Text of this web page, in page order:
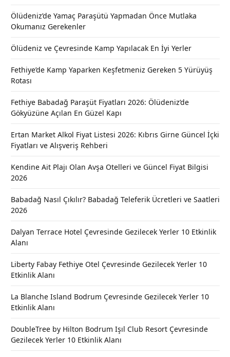
Ölüdeniz’de Yamaç Paraşütü Yapmadan Önce Mutlaka
Okumanız Gerekenler
Ölüdeniz ve Çevresinde Kamp Yapılacak En İyi Yerler
Fethiye’de Kamp Yaparken Keşfetmeniz Gereken 5 Yürüyüş
Rotası
Fethiye Babadağ Paraşüt Fiyatları 2026: Ölüdeniz’de
Gökyüzüne Açılan En Güzel Kapı
Ertan Market Alkol Fiyat Listesi 2026: Kıbrıs Girne Güncel İçki
Fiyatları ve Alışveriş Rehberi
Kendine Ait Plajı Olan Avşa Otelleri ve Güncel Fiyat Bilgisi
2026
Babadağ Nasıl Çıkılır? Babadağ Teleferik Ücretleri ve Saatleri
2026
Dalyan Terrace Hotel Çevresinde Gezilecek Yerler 10 Etkinlik
Alanı
Liberty Fabay Fethiye Otel Çevresinde Gezilecek Yerler 10
Etkinlik Alanı
La Blanche Island Bodrum Çevresinde Gezilecek Yerler 10
Etkinlik Alanı
DoubleTree by Hilton Bodrum Işıl Club Resort Çevresinde
Gezilecek Yerler 10 Etkinlik Alanı